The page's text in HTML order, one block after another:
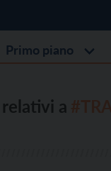
Primo piano
a